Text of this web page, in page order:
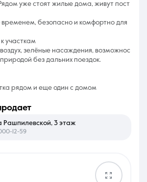
уже стоят жилые дома, живут пост
безопасно и комфортно для
участкам
зелёные насаждения, возможнос
без дальних поездок.
рядом и еще один с домом
Рашпилевской, 3 этаж
12-59